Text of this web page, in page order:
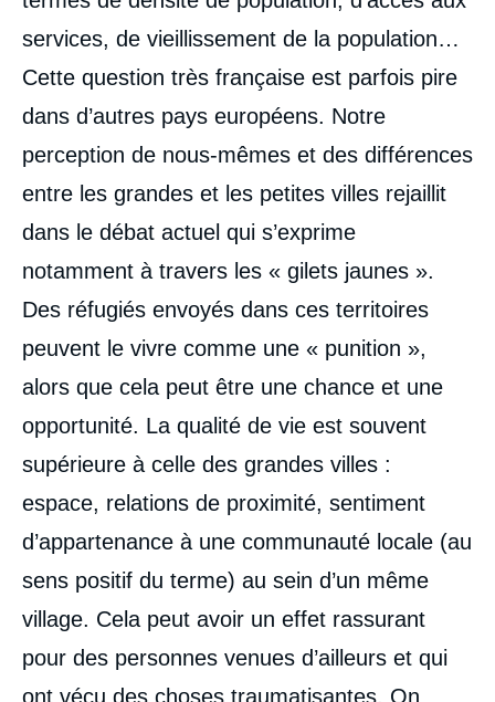
services, de vieillissement de la population…
Cette question très française est parfois pire
dans d’autres pays européens. Notre
perception de nous-mêmes et des différences
entre les grandes et les petites villes rejaillit
dans le débat actuel qui s’exprime
notamment à travers les « gilets jaunes ».
Des réfugiés envoyés dans ces territoires
peuvent le vivre comme une « punition »,
alors que cela peut être une chance et une
opportunité. La qualité de vie est souvent
supérieure à celle des grandes villes :
espace, relations de proximité, sentiment
d’appartenance à une communauté locale (au
sens positif du terme) au sein d’un même
village. Cela peut avoir un effet rassurant
pour des personnes venues d’ailleurs et qui
ont vécu des choses traumatisantes. On